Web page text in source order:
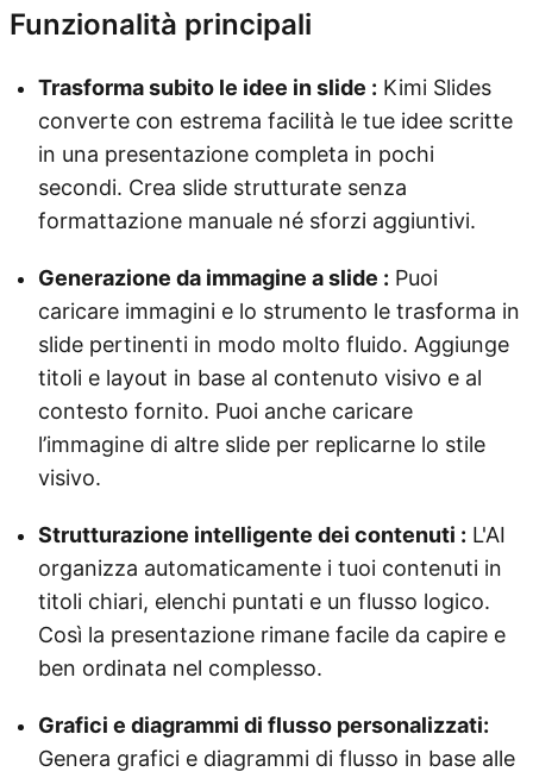
Funzionalità principali
Trasforma subito le idee in slide : Kimi Slides
converte con estrema facilità le tue idee scritte
in una presentazione completa in pochi
secondi. Crea slide strutturate senza
formattazione manuale né sforzi aggiuntivi.
Generazione da immagine a slide : Puoi
caricare immagini e lo strumento le trasforma in
slide pertinenti in modo molto fluido. Aggiunge
titoli e layout in base al contenuto visivo e al
contesto fornito. Puoi anche caricare
l’immagine di altre slide per replicarne lo stile
visivo.
Strutturazione intelligente dei contenuti : L'AI
organizza automaticamente i tuoi contenuti in
titoli chiari, elenchi puntati e un flusso logico.
Così la presentazione rimane facile da capire e
ben ordinata nel complesso.
Grafici e diagrammi di flusso personalizzati:
Genera grafici e diagrammi di flusso in base alle